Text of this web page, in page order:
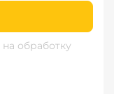
на обработку